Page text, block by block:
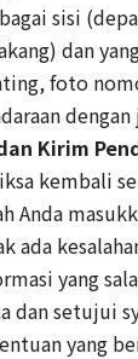
sisi
dan
foto
dengan
Kirim
kembali
Anda
ada
yang
dan setujui
yang